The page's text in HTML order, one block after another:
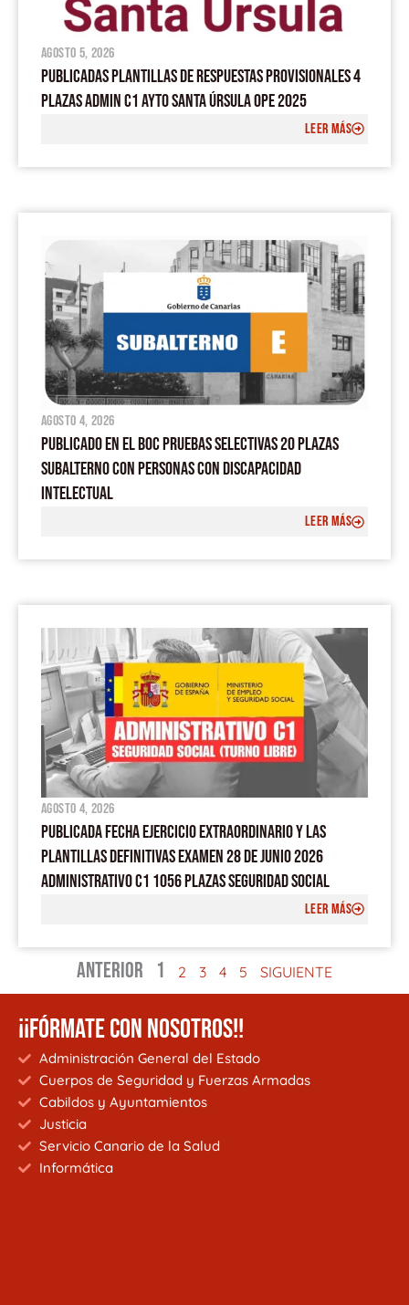
agosto 5, 2026
PUBLICADAS PLANTILLAS DE RESPUESTAS PROVISIONALES 4
PLAZAS ADMIN C1 AYTO SANTA ÚRSULA OPE 2025
LEER MÁS
agosto 4, 2026
PUBLICADO EN EL BOC PRUEBAS SELECTIVAS 20 PLAZAS
SUBALTERNO CON PERSONAS CON DISCAPACIDAD
INTELECTUAL
LEER MÁS
agosto 4, 2026
PUBLICADA FECHA EJERCICIO EXTRAORDINARIO Y LAS
PLANTILLAS DEFINITIVAS EXAMEN 28 DE JUNIO 2026
ADMINISTRATIVO C1 1056 PLAZAS SEGURIDAD SOCIAL
LEER MÁS
ANTERIOR 1 2 3 4 5 SIGUIENTE
¡¡FÓRMATE CON NOSOTROS!!
Administración General del Estado
Cuerpos de Seguridad y Fuerzas Armadas
Cabildos y Ayuntamientos
Justicia
Servicio Canario de la Salud
Informática